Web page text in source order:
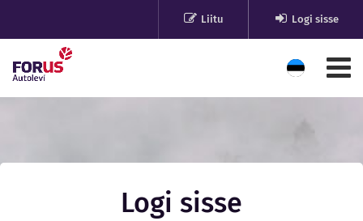
Liitu Logi sisse
Logi sisse